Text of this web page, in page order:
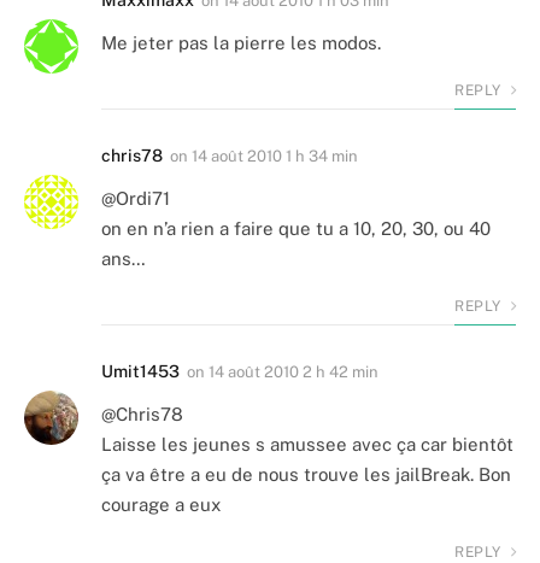
Me jeter pas la pierre les modos.
REPLY
chris78 on 14 août 2010 1 h 34 min
@Ordi71
on en n’a rien a faire que tu a 10, 20, 30, ou 40
ans…
REPLY
Umit1453 on 14 août 2010 2 h 42 min
@Chris78
Laisse les jeunes s amussee avec ça car bientôt
ça va être a eu de nous trouve les jailBreak. Bon
courage a eux
REPLY